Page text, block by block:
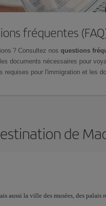
fréquentes
? Consultez nos questions
documents nécessaires pour
requises pour l'immigration et les
de
aussi la ville des musées, des palais